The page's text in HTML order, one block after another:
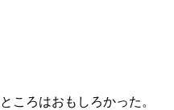
ころはおもしろかった。